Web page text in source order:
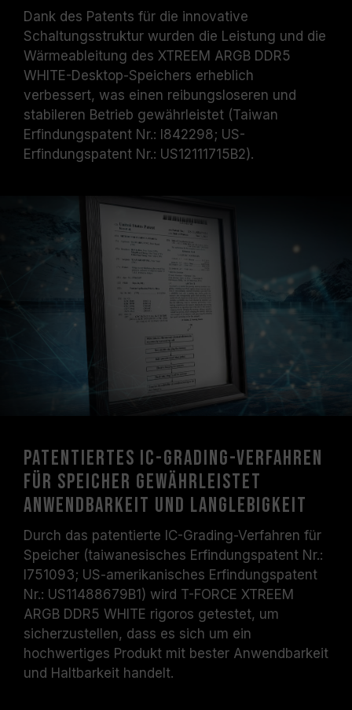
Dank des Patents für die innovative
Schaltungsstruktur wurden die Leistung und die
Wärmeableitung des XTREEM ARGB DDR5
WHITE-Desktop-Speichers erheblich
verbessert, was einen reibungsloseren und
stabileren Betrieb gewährleistet (Taiwan
Erfindungspatent Nr.: I842298; US-
Erfindungspatent Nr.: US12111715B2).
Patentiertes IC-Grading-Verfahren
für Speicher gewährleistet
Anwendbarkeit und Langlebigkeit
Durch das patentierte IC-Grading-Verfahren für
Speicher (taiwanesisches Erfindungspatent Nr.:
I751093; US-amerikanisches Erfindungspatent
Nr.: US11488679B1) wird T-FORCE XTREEM
ARGB DDR5 WHITE rigoros getestet, um
sicherzustellen, dass es sich um ein
hochwertiges Produkt mit bester Anwendbarkeit
und Haltbarkeit handelt.